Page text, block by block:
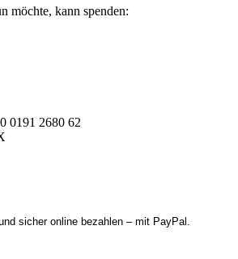
möchte, kann spenden:
0191 2680 62